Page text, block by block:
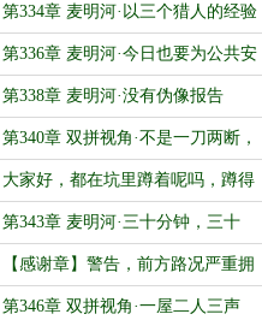
度
第334章 麦明河·以三个猎人的经验
保证
第336章 麦明河·今日也要为公共安
全负责
第338章 麦明河·没有伪像报告
第340章 双拼视角·不是一刀两断，
而是一章两断
大家好，都在坑里蹲着呢吗，蹲得
舒服吗？
第343章 麦明河·三十分钟，三十
年，二十六天
【感谢章】警告，前方路况严重拥
堵
第346章 双拼视角·一屋二人三声